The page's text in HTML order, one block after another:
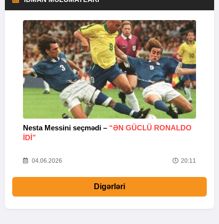
Nesta Messini seçmədi – “ƏN GÜCLÜ RONALDO
IDI”
04.06.2026 20:11
Digərləri